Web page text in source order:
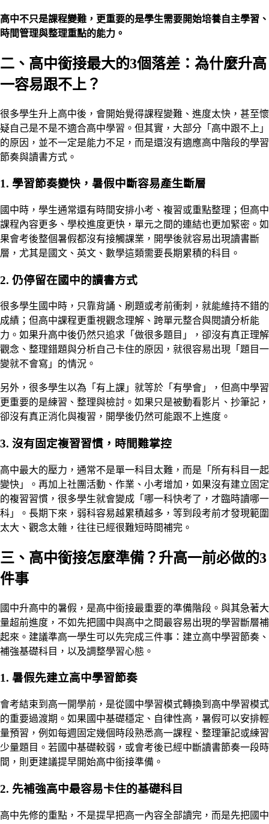
高中不只是課程變難，更重要的是學生需要開始培養自主學習、
時間管理與整理重點的能力。
二、高中銜接最大的3個落差：為什麼升高
一容易跟不上？
很多學生升上高中後，會開始覺得課程變難、進度太快，甚至懷
疑自己是不是不適合高中學習。但其實，大部分「高中跟不上」
的原因，並不一定是能力不足，而是還沒有適應高中階段的學習
節奏與讀書方式。
1. 學習節奏變快，暑假中斷容易產生斷層
國中時，學生通常還有時間安排小考、複習或重點整理；但高中
課程內容更多、學校進度更快，單元之間的連結也更加緊密。如
果會考後整個暑假都沒有接觸課業，開學後就容易出現讀書斷
層，尤其是國文、英文、數學這類需要長期累積的科目。
2. 仍停留在國中的讀書方式
很多學生國中時，只靠背誦、刷題或考前衝刺，就能維持不錯的
成績；但高中課程更重視觀念理解、跨單元整合與閱讀分析能
力。如果升高中後仍然只追求「做很多題目」，卻沒有真正理解
觀念、整理錯題與分析自己卡住的原因，就很容易出現「題目一
變就不會寫」的情況。
另外，很多學生以為「有上課」就等於「有學會」，但高中學習
更重要的是練習、整理與檢討。如果只是被動看影片、抄筆記，
卻沒有真正消化與複習，開學後仍然可能跟不上進度。
3. 沒有固定複習習慣，時間難掌控
高中最大的壓力，通常不是單一科目太難，而是「所有科目一起
變快」。再加上社團活動、作業、小考增加，如果沒有建立固定
的複習習慣，很多學生就會變成「哪一科快考了，才臨時讀哪一
科」。長期下來，弱科容易越累積越多，等到段考前才發現範圍
太大、觀念太雜，往往已經很難短時間補完。
三、高中銜接怎麼準備？升高一前必做的3
件事
國中升高中的暑假，是高中銜接最重要的準備階段。與其急著大
量超前進度，不如先把國中與高中之間最容易出現的學習斷層補
起來。建議準高一學生可以先完成三件事：建立高中學習節奏、
補強基礎科目，以及調整學習心態。
1. 暑假先建立高中學習節奏
會考結束到高一開學前，是從國中學習模式轉換到高中學習模式
的重要過渡期。如果國中基礎穩定、自律性高，暑假可以安排輕
量預習，例如每週固定幾個時段熟悉高一課程、整理筆記或練習
少量題目。若國中基礎較弱，或會考後已經中斷讀書節奏一段時
間，則更建議提早開始高中銜接準備。
2. 先補強高中最容易卡住的基礎科目
高中先修的重點，不是提早把高一內容全部讀完，而是先把國中